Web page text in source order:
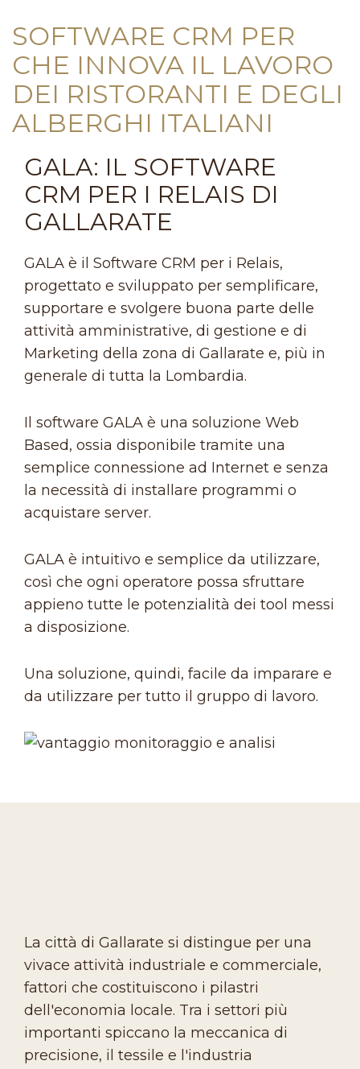
SOFTWARE CRM PER
CHE INNOVA IL LAVORO
DEI RISTORANTI E DEGLI
ALBERGHI ITALIANI
GALA: IL SOFTWARE
CRM PER I RELAIS DI
GALLARATE
GALA è il Software CRM per i Relais,
progettato e sviluppato per semplificare,
supportare e svolgere buona parte delle
attività amministrative, di gestione e di
Marketing della zona di Gallarate e, più in
generale di tutta la Lombardia.
Il software GALA è una soluzione Web
Based, ossia disponibile tramite una
semplice connessione ad Internet e senza
la necessità di installare programmi o
acquistare server.
GALA è intuitivo e semplice da utilizzare,
così che ogni operatore possa sfruttare
appieno tutte le potenzialità dei tool messi
a disposizione.
Una soluzione, quindi, facile da imparare e
da utilizzare per tutto il gruppo di lavoro.
La città di Gallarate si distingue per una
vivace attività industriale e commerciale,
fattori che costituiscono i pilastri
dell'economia locale. Tra i settori più
importanti spiccano la meccanica di
precisione, il tessile e l'industria